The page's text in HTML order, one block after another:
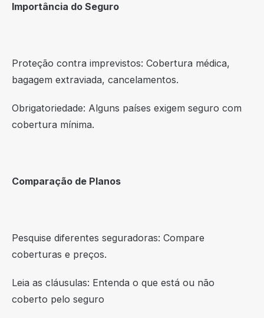
Importância do Seguro
Proteção contra imprevistos: Cobertura médica,
bagagem extraviada, cancelamentos.
Obrigatoriedade: Alguns países exigem seguro com
cobertura mínima.
Comparação de Planos
Pesquise diferentes seguradoras: Compare
coberturas e preços.
Leia as cláusulas: Entenda o que está ou não
coberto pelo seguro